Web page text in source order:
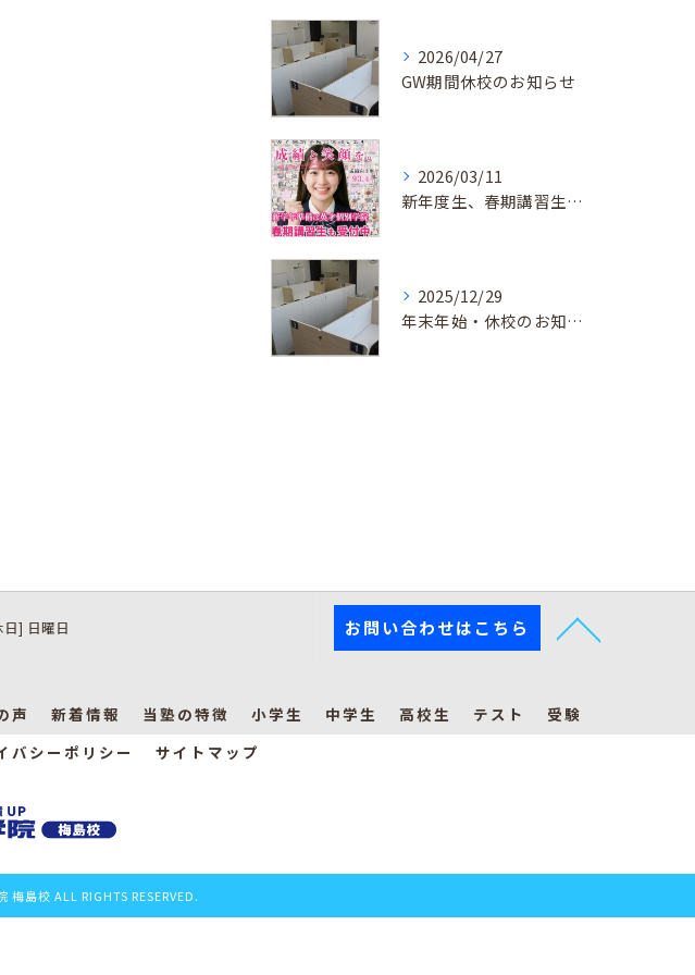
2026/04/27
GW期間休校のお知らせ
2026/03/11
新年度生、春期講習生 受付中！
2025/12/29
年末年始・休校のお知らせ
] 日曜日 お問い合わせはこちら
声 新着情報 当塾の特徴 小学生 中学生 高校生 テスト
受験
バシーポリシー サイトマップ
島校 ALL RIGHTS RESERVED.